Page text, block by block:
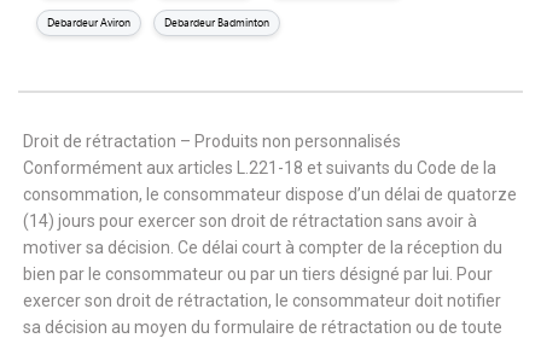
Debardeur Aviron Debardeur Badminton
Droit de rétractation – Produits non personnalisés
Conformément aux articles L.221-18 et suivants du Code de la
consommation, le consommateur dispose d’un délai de quatorze
(14) jours pour exercer son droit de rétractation sans avoir à
motiver sa décision. Ce délai court à compter de la réception du
bien par le consommateur ou par un tiers désigné par lui. Pour
exercer son droit de rétractation, le consommateur doit notifier
sa décision au moyen du formulaire de rétractation ou de toute